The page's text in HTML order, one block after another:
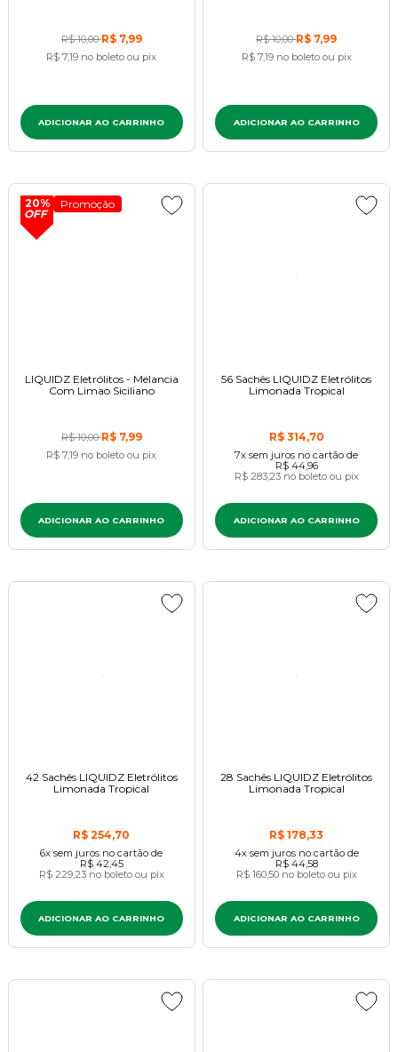
R$ 10,00R$ 7,99
R$ 7,19 no boleto ou pix
ADICIONAR AO CARRINHO
R$ 10,00R$ 7,99
R$ 7,19 no boleto ou pix
ADICIONAR AO CARRINHO
20%
OFF
Promoção
LIQUIDZ Eletrólitos - Melancia
Com Limao Siciliano
R$ 10,00R$ 7,99
R$ 7,19 no boleto ou pix
ADICIONAR AO CARRINHO
56 Sachês LIQUIDZ Eletrólitos
Limonada Tropical
R$ 314,70
7x sem juros no cartão de
R$ 44,96
R$ 283,23 no boleto ou pix
ADICIONAR AO CARRINHO
42 Sachês LIQUIDZ Eletrólitos
Limonada Tropical
R$ 254,70
6x sem juros no cartão de
R$ 42,45
R$ 229,23 no boleto ou pix
ADICIONAR AO CARRINHO
28 Sachês LIQUIDZ Eletrólitos
Limonada Tropical
R$ 178,33
4x sem juros no cartãode
R$ 44,58
R$ 160,50 no boleto ou pix
ADICIONAR AO CARRINHO